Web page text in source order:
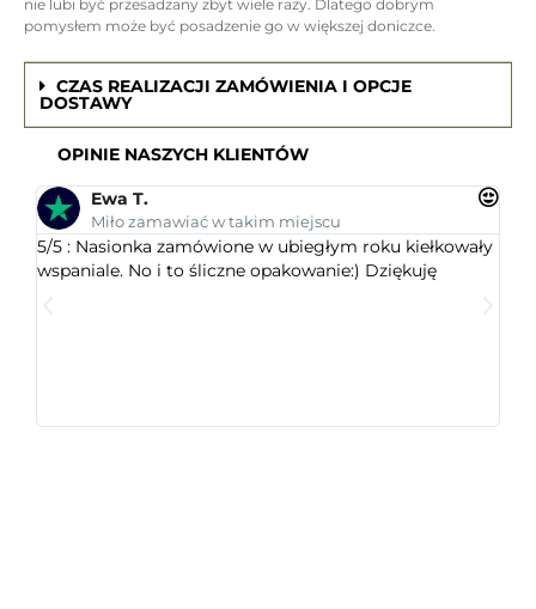
nie lubi być przesadzany zbyt wiele razy. Dlatego dobrym
pomysłem może być posadzenie go w większej doniczce.
CZAS REALIZACJI ZAMÓWIENIA I OPCJE
DOSTAWY
OPINIE NASZYCH KLIENTÓW
Ewa T.
Miło zamawiać w takim miejscu
5/5 : Nasionka zamówione w ubiegłym roku kiełkowały
wspaniale. No i to śliczne opakowanie:) Dziękuję